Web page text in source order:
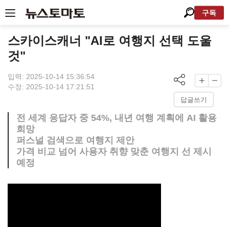
구독
스카이스캐너 "AI로 여행지 선택 도울
것"
입력: 2025-10-14 15:36:54
수정: 2025-10-14 17:21:51
답글쓰기
전 세계 응답자 중 54%, 내년 여행 계획에 AI 활용
희망
퍼스널 검색으로 여행지 제안
가격 비교 넘어 사용자 취향 맞춘 여행지 선 제시
예정